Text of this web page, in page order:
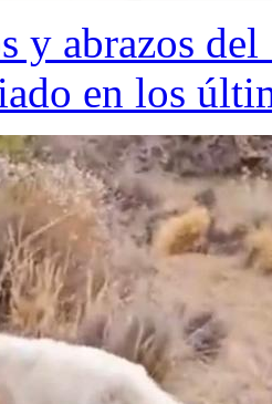
y abrazos
en los